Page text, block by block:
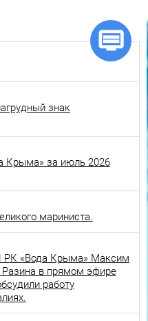
знак
Крыма» за июль 2026
мариниста.
РК «Вода Крыма» Максим
в прямом эфире
работу